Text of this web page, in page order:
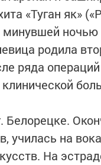
«Туган як»
родила
ряда
училась на
На